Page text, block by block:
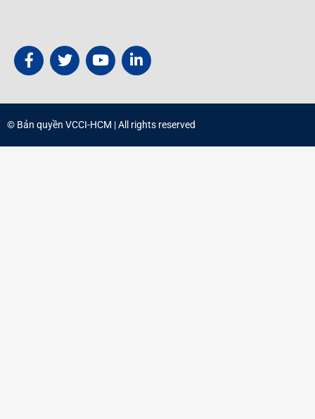
© Bản quyền VCCI-HCM | All rights reserved